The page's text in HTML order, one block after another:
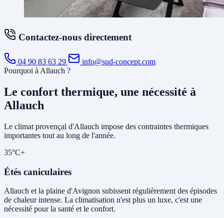
Contactez-nous directement
04 90 83 63 29
info@sud-concept.com
Pourquoi à Allauch ?
Le confort thermique, une nécessité à
Allauch
Le climat provençal d'Allauch impose des contraintes thermiques
importantes tout au long de l'année.
35°C+
Étés caniculaires
Allauch et la plaine d'Avignon subissent régulièrement des épisodes
de chaleur intense. La climatisation n'est plus un luxe, c'est une
nécessité pour la santé et le confort.